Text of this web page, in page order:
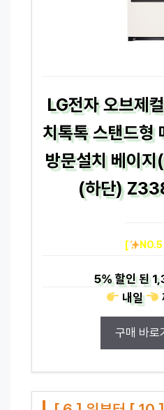
LG전자 오브제
치톡톡 스탠드형
방문설치 베이
(하단)
[ NO.5
5%할인 된
내일
구매 바로